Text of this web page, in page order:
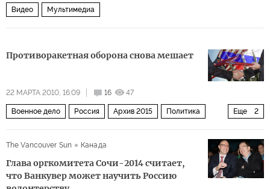
Видео Мультимедиа
Противоракетная оборона снова мешает
22 МАРТА 2010, 16:09 16 47
Еще 2
Военное дело Россия Архив 2015 Политика
The Vancouver Sun
Канада
Глава оргкомитета Сочи-2014 считает,
что Ванкувер может научить Россию